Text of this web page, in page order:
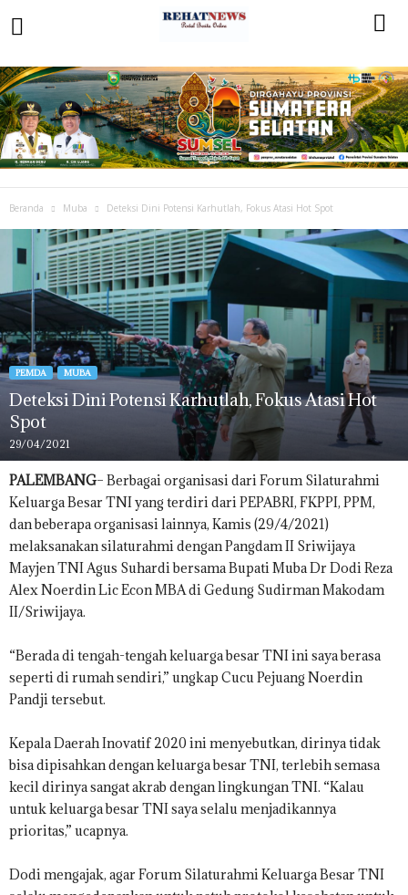
Beranda Muba Deteksi Dini Potensi Karhutlah, Fokus Atasi Hot Spot
PEMDA MUBA
Deteksi Dini Potensi Karhutlah, Fokus Atasi Hot
Spot
29/04/2021
PALEMBANG– Berbagai organisasi dari Forum Silaturahmi
Keluarga Besar TNI yang terdiri dari PEPABRI, FKPPI, PPM,
dan beberapa organisasi lainnya, Kamis (29/4/2021)
melaksanakan silaturahmi dengan Pangdam II Sriwijaya
Mayjen TNI Agus Suhardi bersama Bupati Muba Dr Dodi Reza
Alex Noerdin Lic Econ MBA di Gedung Sudirman Makodam
II/Sriwijaya.
“Berada di tengah-tengah keluarga besar TNI ini saya berasa
seperti di rumah sendiri,” ungkap Cucu Pejuang Noerdin
Pandji tersebut.
Kepala Daerah Inovatif 2020 ini menyebutkan, dirinya tidak
bisa dipisahkan dengan keluarga besar TNI, terlebih semasa
kecil dirinya sangat akrab dengan lingkungan TNI. “Kalau
untuk keluarga besar TNI saya selalu menjadikannya
prioritas,” ucapnya.
Dodi mengajak, agar Forum Silaturahmi Keluarga Besar TNI